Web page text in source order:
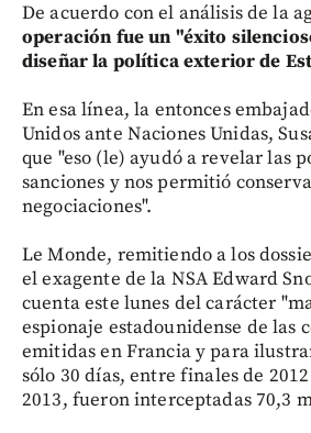
De acuerdo con el análisis de la
operación fue un "éxito
diseñar la política exterior de
En esa línea, la entonces
Unidos ante Naciones Unidas,
que "eso (le) ayudó a revelar las
sanciones y nos permitió
negociaciones".
Le Monde, remitiendo a los
el exagente de la NSA Edward
cuenta este lunes del carácter
espionaje estadounidense de las
emitidas en Francia y para
sólo 30 días, entre finales de
2013, fueron interceptadas 70,3